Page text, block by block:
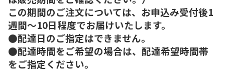
この期間のご注文については、お申込み受付後1
週間～10日程度でお届けいたします。
●配達日のご指定はできません。
●配達時間をご希望の場合は、配達希望時間帯
をご指定ください。